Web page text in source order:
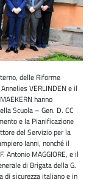
delle Riforme
VERLINDEN e il
hanno
Scuola – Gen. D. CC
e la Pianificazione
del Servizio per la
Ianni, nonché il
Antonio MAGGIORE, e il
di Brigata della G.
di sicurezza italiano e in